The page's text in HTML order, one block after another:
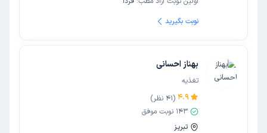
نوبت بگیرید
بهناز احسانی
تغذیه
4.9
(
41 نظر)
143 نوبت موفق
تبریز